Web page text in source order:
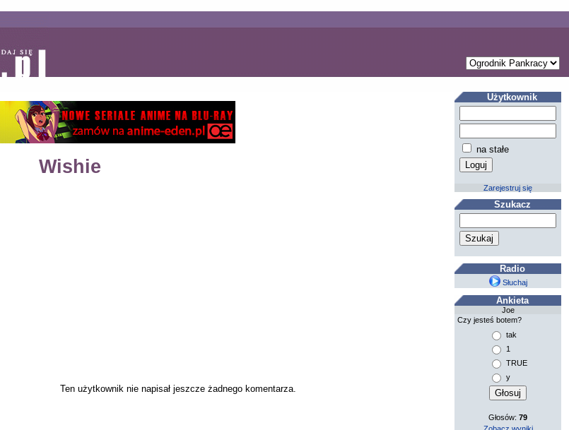
Wishie
Ten użytkownik nie napisał jeszcze żadnego komentarza.
Użytkownik
na stałe
Zarejestruj się
Szukacz
Radio
Słuchaj
Ankieta
Joe
Czy jesteś botem?
tak
1
TRUE
y
Głosów:79